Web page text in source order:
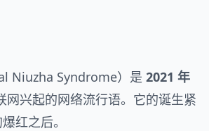
Niuzha Syndrome）是 2021 年
网兴起的网络流行语。它的诞生紧
红之后。